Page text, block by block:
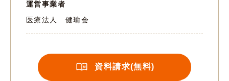
運営事業者
医療法人 健瑜会
資料請求(無料)